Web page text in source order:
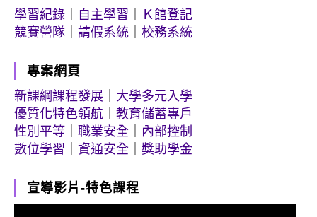
學習紀錄
自主學習
Ｋ館登記
競賽營隊
請假系統 校務系統
專案網頁
新課綱課程發展
大學多元入學
優質化特色領航
教育儲蓄專戶
性別平等
職業安全
內部控制
數位學習
資通安全 獎助學金
宣導影片-特色課程